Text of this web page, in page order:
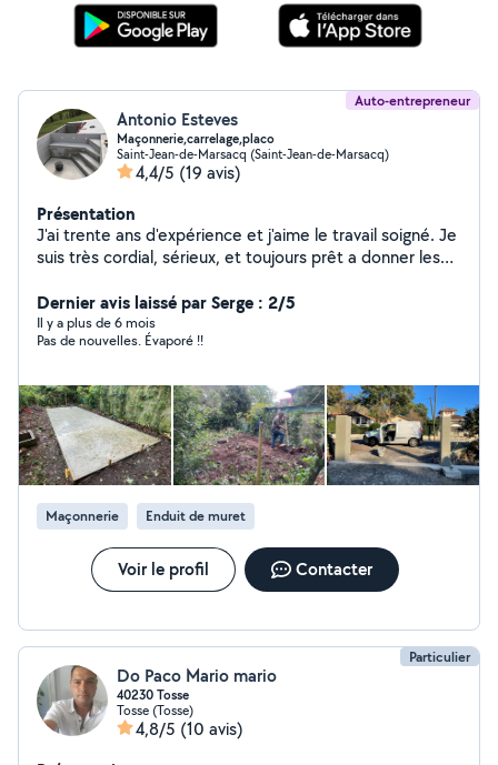
Auto-entrepreneur
Antonio Esteves
Maçonnerie,carrelage,placo
Saint-Jean-de-Marsacq (Saint-Jean-de-Marsacq)
4,4/5 (19 avis)
Présentation
J'ai trente ans d'expérience et j'aime le travail soigné. Je
suis très cordial, sérieux, et toujours prêt a donner les
Dernier avis laissé par Serge : 2/5
Il y a plus de 6 mois
Pas de nouvelles. Évaporé !!
Maçonnerie Enduit de muret
Voir le profil Contacter
Particulier
Do Paco Mario mario
40230 Tosse
Tosse (Tosse)
4,8/5 (10 avis)